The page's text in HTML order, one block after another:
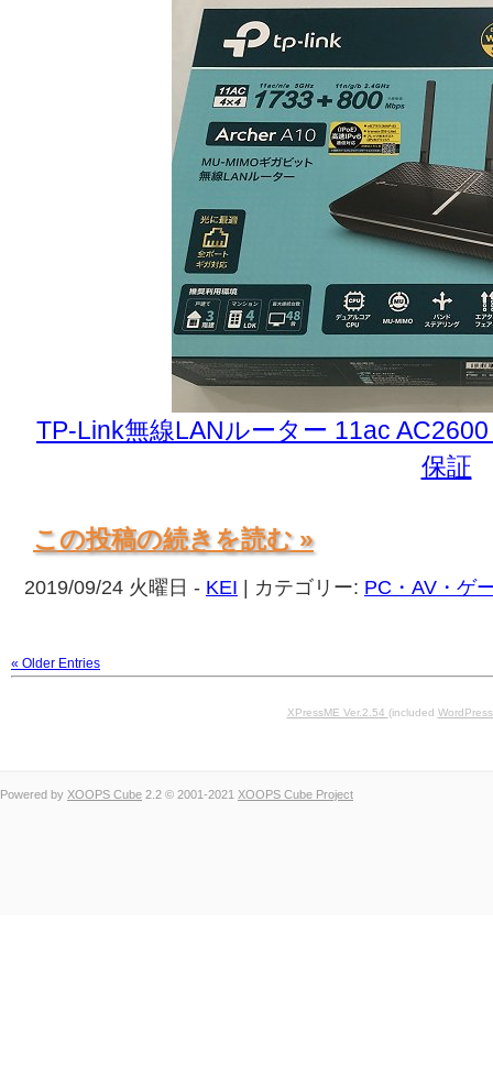
TP-Link無線LANルーター 11ac
保証
この投稿の続きを読む »
2019/09/24 火曜日 - KEI | カテゴリー: PC・AV・ゲ
« Older Entries
XPressME Ver.2.54 (included
Powered by XOOPS Cube 2.2 © 2001-2021 XOOPS Cube Project